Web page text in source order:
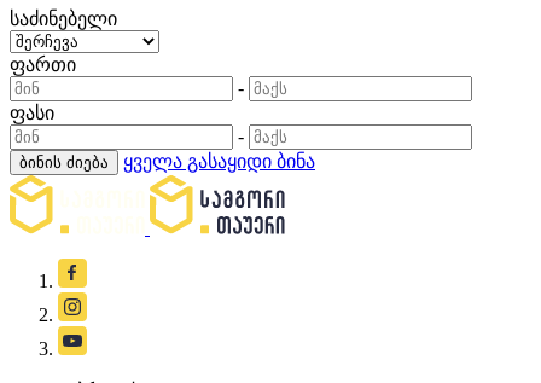
საძინებელი
ფართი
-
ფასი
-
ბინის ძიება ყველა გასაყიდი ბინა